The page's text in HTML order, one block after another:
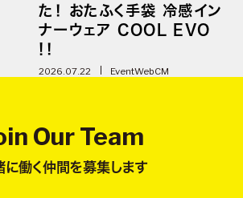
た！ おたふく手袋 冷感イン
ナーウェア COOL EVO
!！
2026.07.22 EventWebCM
Our Team
に働く仲間を募集します